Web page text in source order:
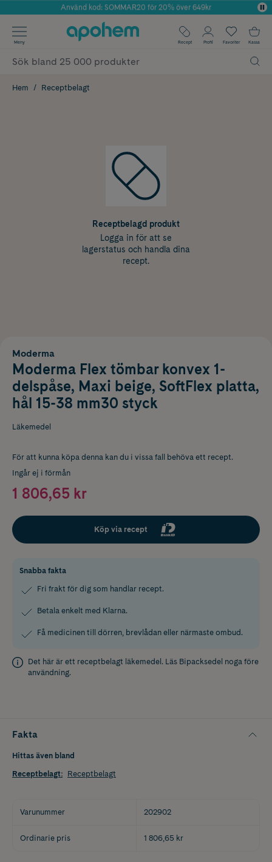
Årets Butik 2025 inom Skönhet
Använd kod: SOMMAR20 för 20% över 649kr
✓ Fri frakt
✓ Poäng på alla köp*
Meny Recept Profil Favoriter Kassa
Hem Receptbelagt
Receptbelagd produkt
Logga in för att se
lagerstatus och handla dina
recept.
Moderma
Moderma Flex tömbar konvex 1-
delspåse, Maxi beige, SoftFlex platta,
hål 15-38 mm30 styck
Läkemedel
För att kunna köpa denna kan du i vissa fall behöva ett recept.
Ingår ej i förmån
1 806,65 kr
Köp via recept
Snabba fakta
Fri frakt för dig som handlar recept.
Betala enkelt med Klarna.
Få medicinen till dörren, brevlådan eller närmaste ombud.
Det här är ett receptbelagt läkemedel. Läs Bipacksedel noga före
användning.
Fakta
Hittas även bland
Receptbelagt: Receptbelagt
Varunummer 202902
Ordinarie pris 1 806,65 kr